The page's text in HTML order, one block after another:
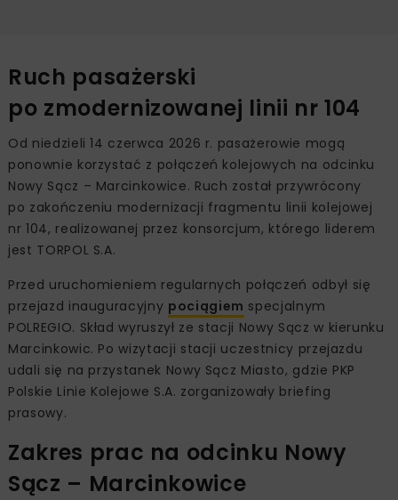
Ruch pasażerski
po zmodernizowanej linii nr 104
Od niedzieli 14 czerwca 2026 r. pasażerowie mogą
ponownie korzystać z połączeń kolejowych na odcinku
Nowy Sącz – Marcinkowice. Ruch został przywrócony
po zakończeniu modernizacji fragmentu linii kolejowej
nr 104, realizowanej przez konsorcjum, którego liderem
jest TORPOL S.A.
Przed uruchomieniem regularnych połączeń odbył się
przejazd inauguracyjny pociągiem specjalnym
POLREGIO. Skład wyruszył ze stacji Nowy Sącz w kierunku
Marcinkowic. Po wizytacji stacji uczestnicy przejazdu
udali się na przystanek Nowy Sącz Miasto, gdzie PKP
Polskie Linie Kolejowe S.A. zorganizowały briefing
prasowy.
Zakres prac na odcinku Nowy
Sącz – Marcinkowice